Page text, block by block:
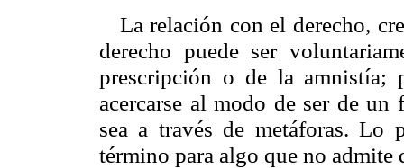
La relación con el derecho,
derecho puede ser
prescripción o de la amnistía;
acercarse al modo de ser de
sea a través de metáforas. Lo
término para algo que no